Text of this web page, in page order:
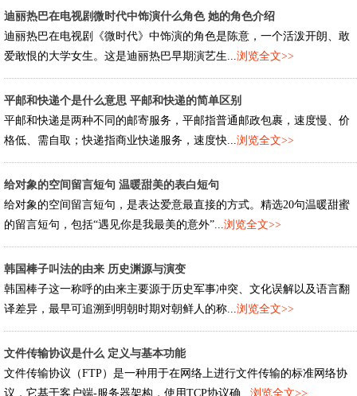
迪丽热巴在电视剧微时代中饰演什么角色 她的角色介绍
迪丽热巴在电视剧《微时代》中饰演的角色是陈意，一个活泼开朗、敢
爱敢恨的大学女生。这是迪丽热巴早期演艺生...浏览全文>>
平邮和快递个是什么意思 平邮和快递的简单区别
平邮和快递是两种不同的邮寄服务，平邮指普通邮政包裹，速度慢、价
格低、需自取；快递指商业快递服务，速度快...浏览全文>>
给对象的空间留言短句 温暖甜美的表白短句
给对象的空间留言短句，是表达爱意最直接的方式。精选20句温暖甜蜜
的留言短句，包括“遇见你是我最美的意外”...浏览全文>>
韩国棒子叫法的由来 历史渊源与演变
韩国棒子这一称呼的由来主要源于历史军事冲突、文化误解以及语言翻
译差异，最早可追溯到明朝时期对朝鲜人的称...浏览全文>>
文件传输协议是什么 定义与基本功能
文件传输协议（FTP）是一种用于在网络上进行文件传输的标准网络协
议，它基于客户端-服务器架构，使用TCP协议确... 浏览全文>>